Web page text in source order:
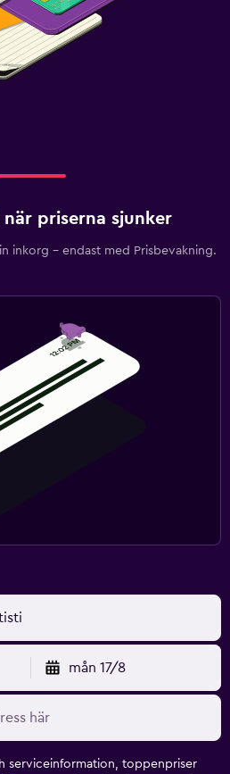
priserna sjunker
inkorg – endast med Prisbevakning.
mån 17/8
serviceinformation, toppenpriser